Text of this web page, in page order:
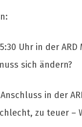
Uhr in der ARD
sich ändern?
in der
zu teuer –